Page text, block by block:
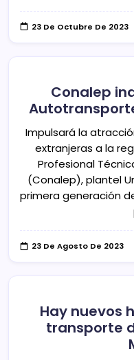
23 De Octubre De 2023
Conalep
Impulsará la
extranjeras a la
Profesional
(Conalep), plantel
primera generación
23 De Agosto De 2023
Hay nuevos
transporte